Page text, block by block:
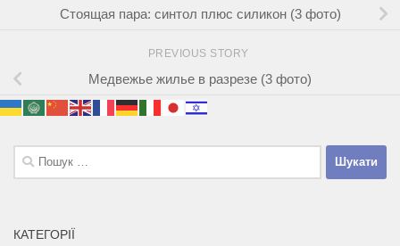
Стоящая пара: синтол плюс силикон (3 фото)
PREVIOUS STORY
Медвежье жилье в разрезе (3 фото)
Пошук:
КАТЕГОРІЇ